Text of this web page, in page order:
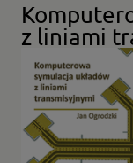
z liniami